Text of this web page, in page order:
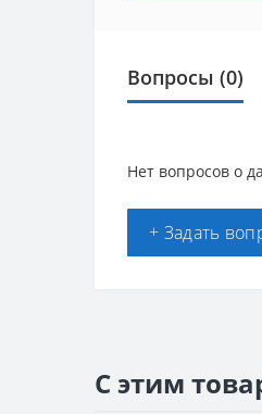
Вопросы (0)
Нет вопросов о
+ Задать
С этим